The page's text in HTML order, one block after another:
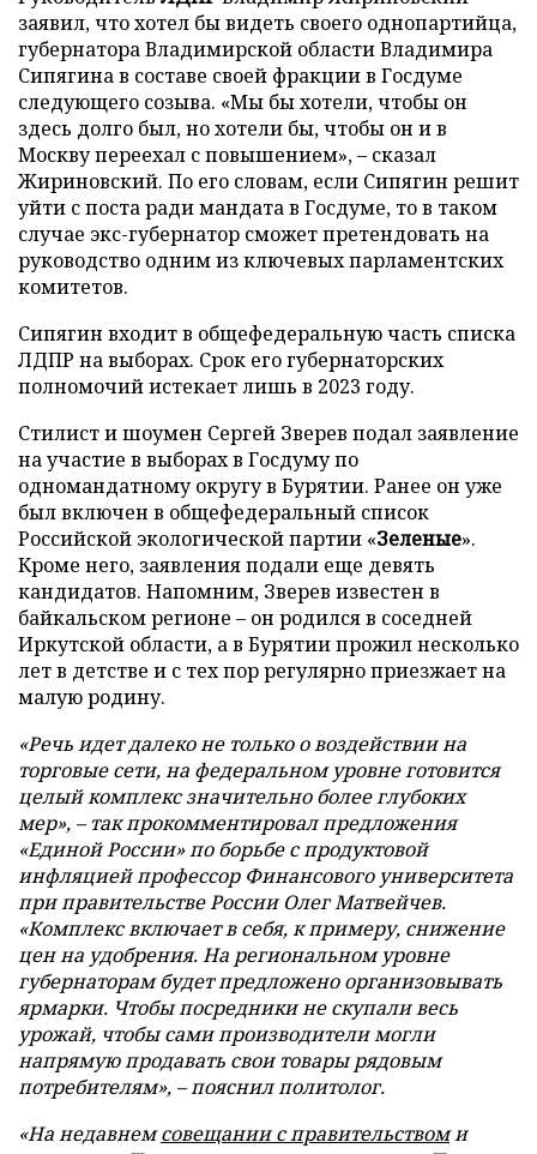
заявил, что хотел бы видеть своего однопартийца,
губернатора Владимирской области Владимира
Сипягина в составе своей фракции в Госдуме
следующего созыва. «Мы бы хотели, чтобы он
здесь долго был, но хотели бы, чтобы он и в
Москву переехал с повышением», – сказал
Жириновский. По его словам, если Сипягин решит
уйти с поста ради мандата в Госдуме, то в таком
случае экс-губернатор сможет претендовать на
руководство одним из ключевых парламентских
комитетов.
Сипягин входит в общефедеральную часть списка
ЛДПР на выборах. Срок его губернаторских
полномочий истекает лишь в 2023 году.
Стилист и шоумен Сергей Зверев подал заявление
на участие в выборах в Госдуму по
одномандатному округу в Бурятии. Ранее он уже
был включен в общефедеральный список
Российской экологической партии «Зеленые».
Кроме него, заявления подали еще девять
кандидатов. Напомним, Зверев известен в
байкальском регионе – он родился в соседней
Иркутской области, а в Бурятии прожил несколько
лет в детстве и с тех пор регулярно приезжает на
малую родину.
«Речь идет далеко не только о воздействии на
торговые сети, на федеральном уровне готовится
целый комплекс значительно более глубоких
мер», – так прокомментировал предложения
«Единой России» по борьбе с продуктовой
инфляцией профессор Финансового университета
при правительстве России Олег Матвейчев.
«Комплекс включает в себя, к примеру, снижение
цен на удобрения. На региональном уровне
губернаторам будет предложено организовывать
ярмарки. Чтобы посредники не скупали весь
урожай, чтобы сами производители могли
напрямую продавать свои товары рядовым
потребителям», – пояснил политолог.
«На недавнемсовещании с правительствоми